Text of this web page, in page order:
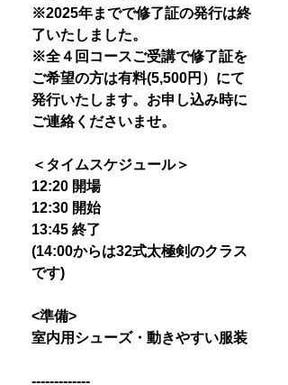
※2025年までで修了証の発行は終
了いたしました。
※全４回コースご受講で修了証を
ご希望の方は有料(5,500円）にて
発行いたします。お申し込み時に
ご連絡くださいませ。
＜タイムスケジュール＞
12:20 開場
12:30 開始
13:45 終了
(14:00からは32式太極剣のクラス
です)
<準備>
室内用シューズ・動きやすい服装
-------------